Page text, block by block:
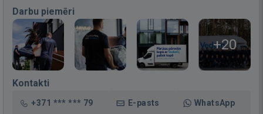
Darbu piemēri
+20
Kontakti
+371 *** *** 79 E-pasts WhatsApp